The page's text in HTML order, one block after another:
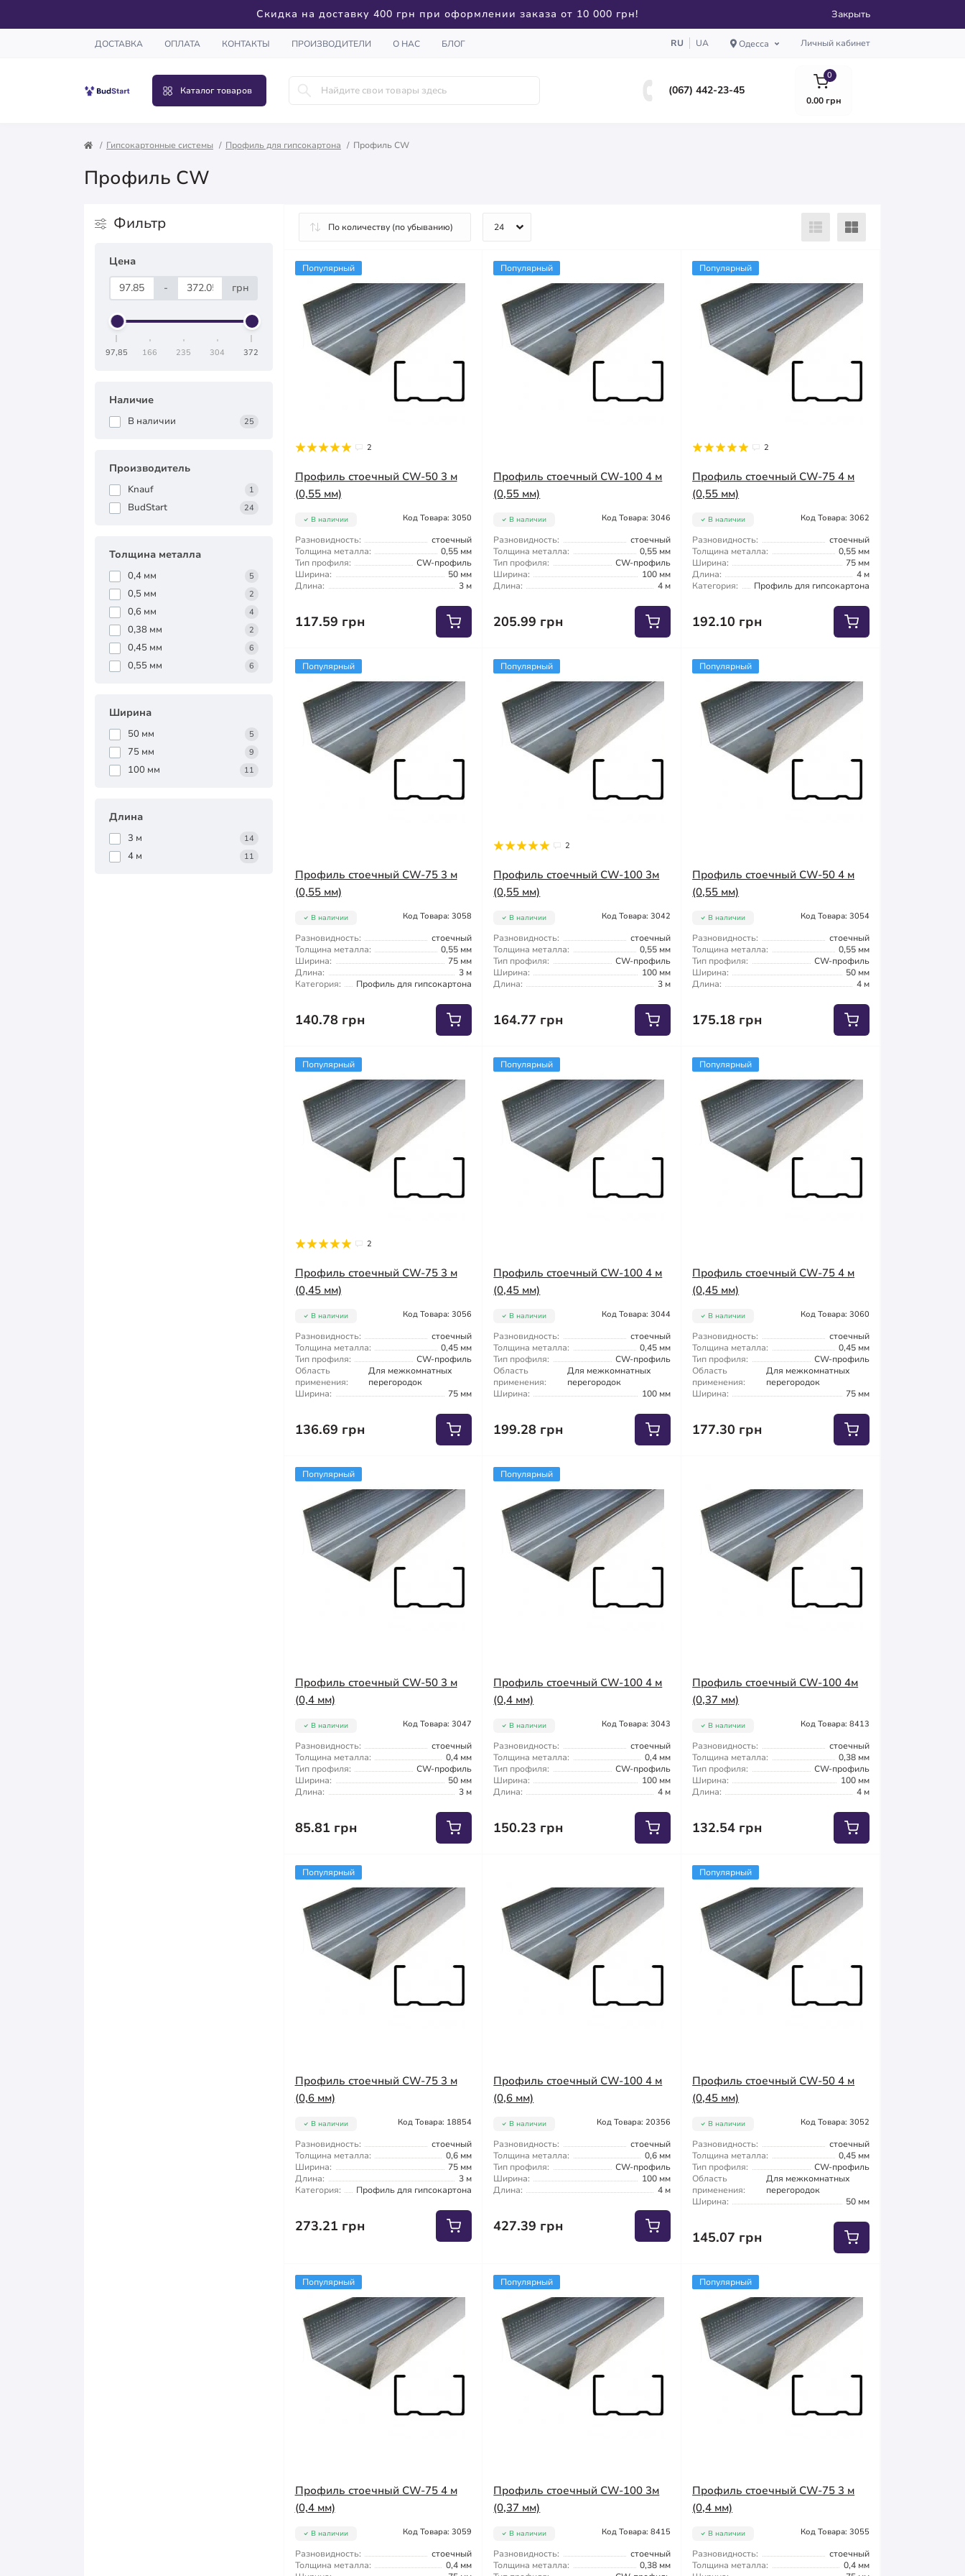
Скидка на доставку 400 грн при оформлении заказа от 10 000 грн! Закрыть
ДОСТАВКА ОПЛАТА КОНТАКТЫ ПРОИЗВОДИТЕЛИ О НАС БЛОГ RU UA Одесса Личный кабинет
Каталог товаров (067) 442-23-45
0
0.00 грн
Гипсокартонные системы Профиль для гипсокартона Профиль CW
Профиль CW
Фильтр
Цена
-
грн
97,85 166 235 304 372
Наличие
В наличии 25
Производитель
Knauf 1
BudStart 24
Толщина металла
0,4 мм 5
0,5 мм 2
0,6 мм 4
0,38 мм 2
0,45 мм 6
0,55 мм 6
Ширина
50 мм 5
75 мм 9
100 мм 11
Длина
3 м 14
4 м 11
Популярный
2
Профиль стоечный CW-50 3 м
(0,55 мм)
В наличии Код Товара: 3050
Разновидность:
стоечный
Толщина металла:
0,55 мм
Тип профиля:
CW-профиль
Ширина:
50 мм
Длина:
3 м
117.59 грн
Популярный
Профиль стоечный CW-100 4 м
(0,55 мм)
В наличии Код Товара: 3046
Разновидность:
стоечный
Толщина металла:
0,55 мм
Тип профиля:
CW-профиль
Ширина:
100 мм
Длина:
4 м
205.99 грн
Популярный
2
Профиль стоечный CW-75 4 м
(0,55 мм)
В наличии Код Товара: 3062
Разновидность:
стоечный
Толщина металла:
0,55 мм
Ширина:
75 мм
Длина:
4 м
Категория:
Профиль для гипсокартона
192.10 грн
Популярный
Профиль стоечный CW-75 3 м
(0,55 мм)
В наличии Код Товара: 3058
Разновидность:
стоечный
Толщина металла:
0,55 мм
Ширина:
75 мм
Длина:
3 м
Категория:
Профиль для гипсокартона
140.78 грн
Популярный
2
Профиль стоечный CW-100 3м
(0,55 мм)
В наличии Код Товара: 3042
Разновидность:
стоечный
Толщина металла:
0,55 мм
Тип профиля:
CW-профиль
Ширина:
100 мм
Длина:
3 м
164.77 грн
Популярный
Профиль стоечный CW-50 4 м
(0,55 мм)
В наличии Код Товара: 3054
Разновидность:
стоечный
Толщина металла:
0,55 мм
Тип профиля:
CW-профиль
Ширина:
50 мм
Длина:
4 м
175.18 грн
Популярный
2
Профиль стоечный CW-75 3 м
(0,45 мм)
В наличии Код Товара: 3056
Разновидность:
стоечный
Толщина металла:
0,45 мм
Тип профиля:
CW-профиль
Область
применения:
Для межкомнатных
перегородок
Ширина:
75 мм
136.69 грн
Популярный
Профиль стоечный CW-100 4 м
(0,45 мм)
В наличии Код Товара: 3044
Разновидность:
стоечный
Толщина металла:
0,45 мм
Тип профиля:
CW-профиль
Область
применения:
Для межкомнатных
перегородок
Ширина:
100 мм
199.28 грн
Популярный
Профиль стоечный CW-75 4 м
(0,45 мм)
В наличии Код Товара: 3060
Разновидность:
стоечный
Толщина металла:
0,45 мм
Тип профиля:
CW-профиль
Область
применения:
Для межкомнатных
перегородок
Ширина:
75 мм
177.30 грн
Популярный
Профиль стоечный CW-50 3 м
(0,4 мм)
В наличии Код Товара: 3047
Разновидность:
стоечный
Толщина металла:
0,4 мм
Тип профиля:
CW-профиль
Ширина:
50 мм
Длина:
3 м
85.81 грн
Популярный
Профиль стоечный CW-100 4 м
(0,4 мм)
В наличии Код Товара: 3043
Разновидность:
стоечный
Толщина металла:
0,4 мм
Тип профиля:
CW-профиль
Ширина:
100 мм
Длина:
4 м
150.23 грн
Профиль стоечный CW-100 4м
(0,37 мм)
В наличии Код Товара: 8413
Разновидность:
стоечный
Толщина металла:
0,38 мм
Тип профиля:
CW-профиль
Ширина:
100 мм
Длина:
4 м
132.54 грн
Популярный
Профиль стоечный CW-75 3 м
(0,6 мм)
В наличии Код Товара: 18854
Разновидность:
стоечный
Толщина металла:
0,6 мм
Ширина:
75 мм
Длина:
3 м
Категория:
Профиль для гипсокартона
273.21 грн
Профиль стоечный CW-100 4 м
(0,6 мм)
В наличии Код Товара: 20356
Разновидность:
стоечный
Толщина металла:
0,6 мм
Тип профиля:
CW-профиль
Ширина:
100 мм
Длина:
4 м
427.39 грн
Популярный
Профиль стоечный CW-50 4 м
(0,45 мм)
В наличии Код Товара: 3052
Разновидность:
стоечный
Толщина металла:
0,45 мм
Тип профиля:
CW-профиль
Область
применения:
Для межкомнатных
перегородок
Ширина:
50 мм
145.07 грн
Популярный
Профиль стоечный CW-75 4 м
(0,4 мм)
В наличии Код Товара: 3059
Разновидность:
стоечный
Толщина металла:
0,4 мм
Популярный
Профиль стоечный CW-100 3м
(0,37 мм)
В наличии Код Товара: 8415
Разновидность:
стоечный
Толщина металла:
0,38 мм
Популярный
Профиль стоечный CW-75 3 м
(0,4 мм)
В наличии Код Товара: 3055
Разновидность:
стоечный
Толщина металла:
0,4 мм